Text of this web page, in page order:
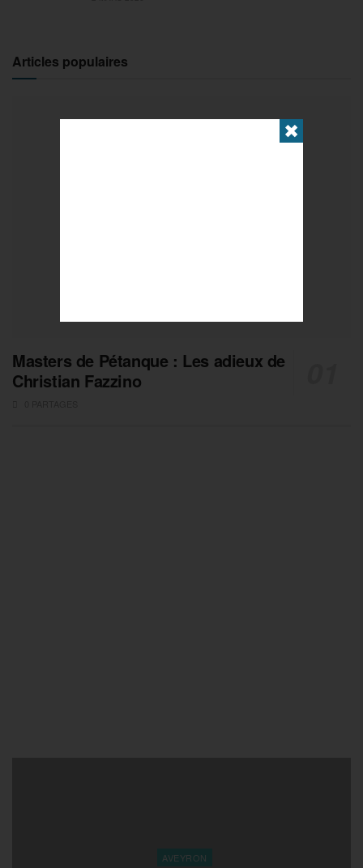
Articles populaires
Masters de Pétanque : Les adieux de
Christian Fazzino
AVEYRON
✖